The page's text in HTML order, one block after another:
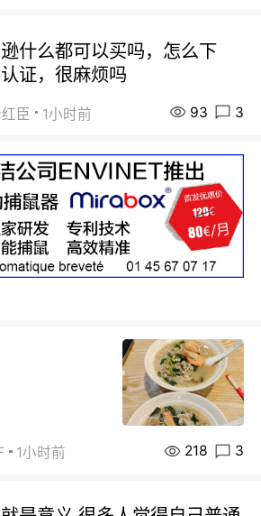
什么都可以买吗，怎么下
证，很麻烦吗
臣 1小时前 93 3
1小时前 218 3